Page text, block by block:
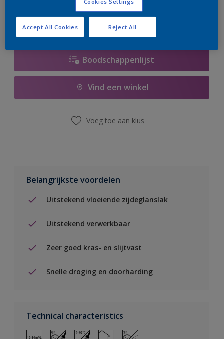
Boodschappenlijst
Vind een winkel
Voeg toe aan klus
Belangrijkste voordelen
Uitstekend vloeiende zijdeglanslak
Uitstekend verwerkbaar
Zeer goed kras- en slijtvast
Snelle droging en doorharding
Technical characteristics
Cookies Settings
Reject All
Accept All Cookies